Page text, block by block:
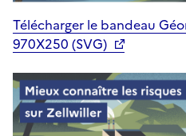
Télécharger le bandeau
970X250 (SVG)